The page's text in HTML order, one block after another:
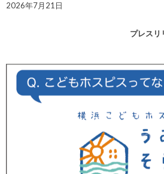
2026年7月21日
プレスリ